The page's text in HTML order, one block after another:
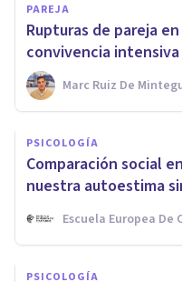
PAREJA
Rupturas de pareja
convivencia
Marc Ruiz De
PSICOLOGÍA
Comparación social
nuestra autoestima
Escuela Europea De
PSICOLOGÍA